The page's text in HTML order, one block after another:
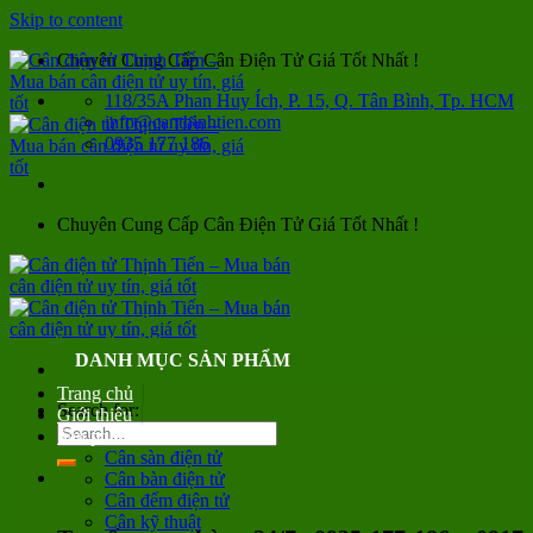
Skip to content
Chuyên Cung Cấp Cân Điện Tử Giá Tốt Nhất !
118/35A Phan Huy Ích, P. 15, Q. Tân Bình, Tp. HCM
info@canthinhtien.com
0935 177 186
Chuyên Cung Cấp Cân Điện Tử Giá Tốt Nhất !
Search for:
DANH MỤC SẢN PHẨM
Trang chủ
Giới thiệu
Sản phẩm
Cân sàn điện tử
Cân bàn điện tử
Cân đếm điện tử
Cân kỹ thuật